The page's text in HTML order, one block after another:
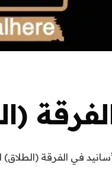
في الفرقة (الطلاق)